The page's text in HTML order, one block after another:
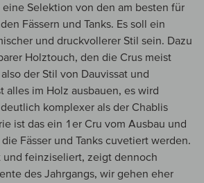
eine Selektion von den am besten für
Fässern und Tanks. Es soll ein
und druckvollerer Stil sein. Dazu
Holztouch, den die Crus meist
der Stil von Dauvissat und
alles im Holz ausbauen, es wird
komplexer als der Chablis
ist das ein 1er Cru vom Ausbau und
Fässer und Tanks cuvetiert werden.
und feinziseliert, zeigt dennoch
des Jahrgangs, wir gehen eher